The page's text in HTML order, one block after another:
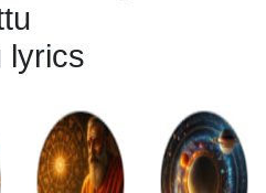
lyrics